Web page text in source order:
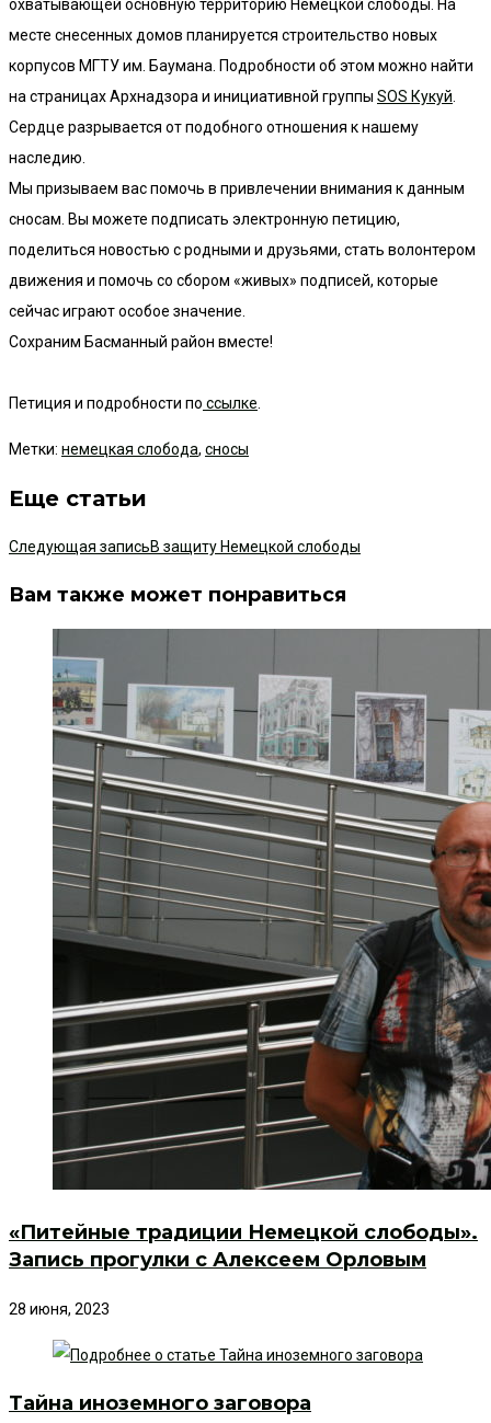
охватывающей основную территорию Немецкой слободы. На
месте снесенных домов планируется строительство новых
корпусов МГТУ им. Баумана. Подробности об этом можно найти
на страницах Архнадзора и инициативной группы SOS Кукуй
Сердце разрывается от подобного отношения к нашему
наследию.
Мы призываем вас помочь в привлечении внимания к данным
сносам. Вы можете подписать электронную петицию,
поделиться новостью с родными и друзьями, стать волонтером
движения и помочь со сбором «живых» подписей, которые
сейчас играют особое значение.
Сохраним Басманный район вместе!
Петиция и подробности по ссылке
Метки: немецкая слобода, сносы
Еще статьи
Следующая записьВ защиту Немецкой слободы
Вам также может понравиться
«Питейные традиции Немецкой слободы».
Запись прогулки с Алексеем Орловым
28 июня, 2023
Тайна иноземного заговора